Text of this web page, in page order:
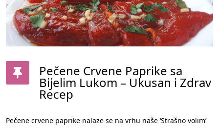
Pečene Crvene Paprike sa
Bijelim Lukom – Ukusan i Zdrav
Recep
Pečene crvene paprike nalaze se na vrhu naše ‘Strašno volim’